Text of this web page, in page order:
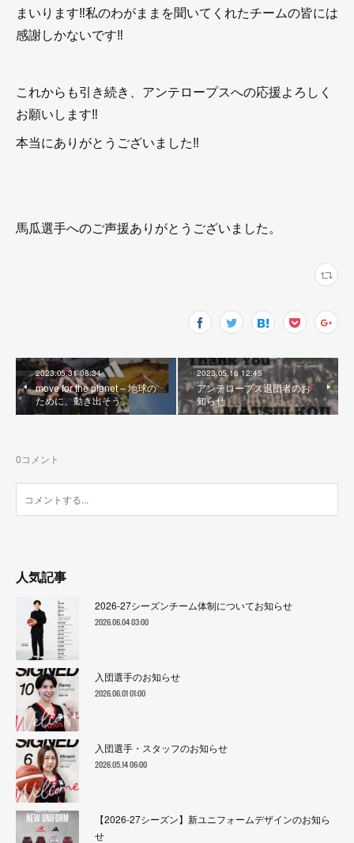
まいります‼︎私のわがままを聞いてくれたチームの皆には
感謝しかないです‼︎
これからも引き続き、アンテロープスへの応援よろしく
お願いします‼︎
本当にありがとうございました‼︎
馬瓜選手へのご声援ありがとうございました。
2023.05.31 08:34
move for the planet – 地球の
ために、動き出そう。
2023.05.16 12:45
アンテロープス退団者のお
知らせ
0コメント
人気記事
2026-27シーズンチーム体制についてお知らせ
2026.06.04 03:00
入団選手のお知らせ
2026.06.01 01:00
入団選手・スタッフのお知らせ
2026.05.14 06:00
【2026-27シーズン】新ユニフォームデザインのお知ら
せ